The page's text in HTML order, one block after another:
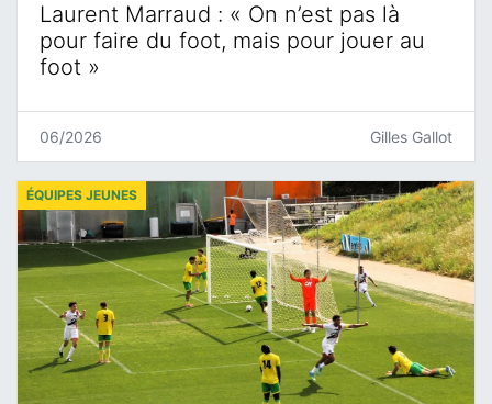
Laurent Marraud : « On n’est pas là
pour faire du foot, mais pour jouer au
foot »
06/2026 Gilles Gallot
ÉQUIPES JEUNES